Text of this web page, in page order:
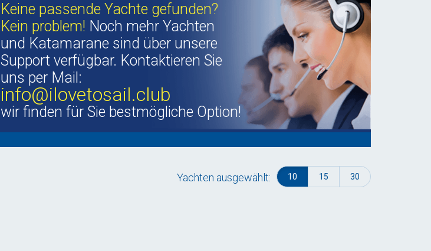
Keine passende Yachte gefunden?
Kein problem! Noch mehr Yachten
und Katamarane sind über unsere
Support verfügbar. Kontaktieren Sie
uns per Mail:
info@ilovetosail.club
wir finden für Sie bestmögliche Option!
Yachten ausgewählt: 10 15 30